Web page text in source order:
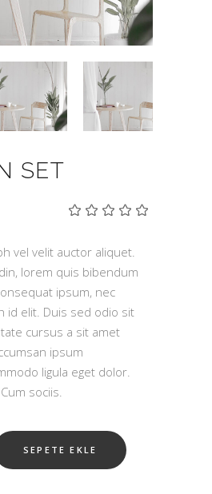
SET
5
puan
aldı
vel velit auctor aliquet.
lorem quis bibendum
ipsum, nec
id elit. Duis sed odio sit
cursus a sit amet
ipsum
ligula eget dolor.
sociis.
SEPETE EKLE